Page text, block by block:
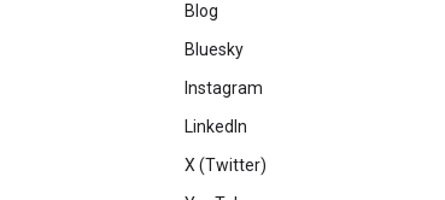
Blog
Bluesky
Instagram
LinkedIn
X (Twitter)